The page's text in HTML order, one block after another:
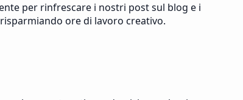
per rinfrescare i nostri post sul blog e i
ore di lavoro creativo.